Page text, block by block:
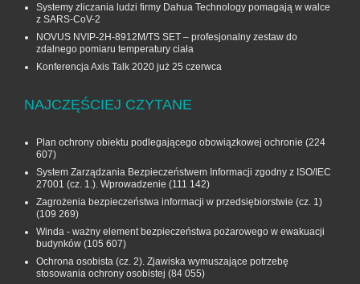
Systemy zliczania ludzi firmy Dahua Technology pomagają w walce
z SARS-CoV-2
NOVUS NVIP-2H-8912M/TS SET – profesjonalny zestaw do
zdalnego pomiaru temperatury ciała
Konferencja Axis Talk 2020 już 25 czerwca
NAJCZĘŚCIEJ CZYTANE
Plan ochrony obiektu podlegającego obowiązkowej ochronie (224
607)
System Zarządzania Bezpieczeństwem Informacji zgodny z ISO/IEC
27001 (cz. 1.). Wprowadzenie (111 142)
Zagrożenia bezpieczeństwa informacji w przedsiębiorstwie (cz. 1)
(109 269)
Winda - ważny element bezpieczeństwa pożarowego w ewakuacji
budynków (105 607)
Ochrona osobista (cz. 2). Zjawiska wymuszające potrzebę
stosowania ochrony osobistej (84 055)